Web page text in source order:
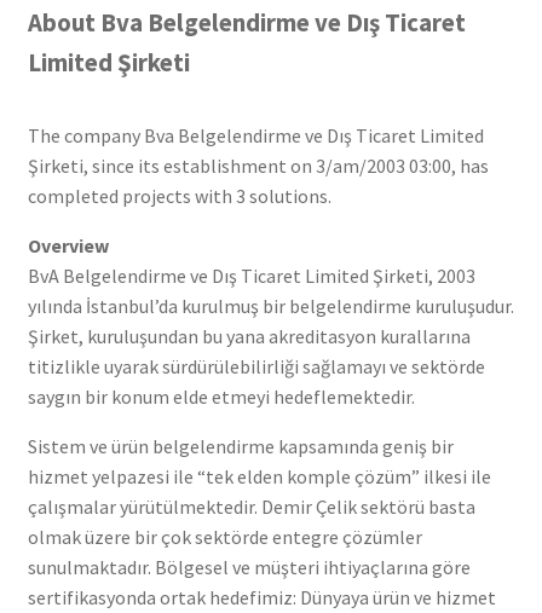
About Bva Belgelendirme ve Dış Ticaret
Limited Şirketi
The company Bva Belgelendirme ve Dış Ticaret Limited
Şirketi, since its establishment on 3/am/2003 03:00, has
completed projects with 3 solutions.
Overview
BvA Belgelendirme ve Dış Ticaret Limited Şirketi, 2003
yılında İstanbul’da kurulmuş bir belgelendirme kuruluşudur.
Şirket, kuruluşundan bu yana akreditasyon kurallarına
titizlikle uyarak sürdürülebilirliği sağlamayı ve sektörde
saygın bir konum elde etmeyi hedeflemektedir.
Sistem ve ürün belgelendirme kapsamında geniş bir
hizmet yelpazesi ile “tek elden komple çözüm” ilkesi ile
çalışmalar yürütülmektedir. Demir Çelik sektörü basta
olmak üzere bir çok sektörde entegre çözümler
sunulmaktadır. Bölgesel ve müşteri ihtiyaçlarına göre
sertifikasyonda ortak hedefimiz: Dünyaya ürün ve hizmet